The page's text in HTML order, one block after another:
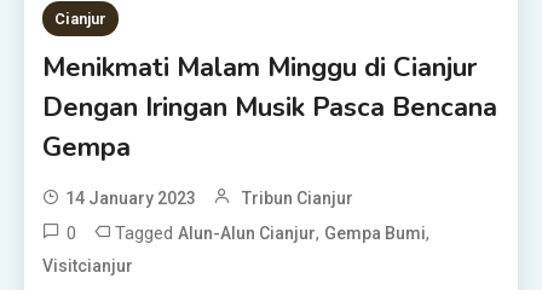
Cianjur
Menikmati Malam Minggu di Cianjur
Dengan Iringan Musik Pasca Bencana
Gempa
14 January 2023 Tribun Cianjur
0 TaggedAlun-Alun Cianjur, Gempa Bumi,
Visitcianjur